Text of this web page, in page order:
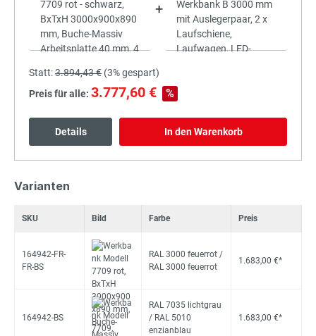
+
Statt:3.894,43 € (3%gespart)
Preis für alle: 3.777,60 € %
Details In den Warenkorb
Varianten
SKU Bild Farbe Preis
164942-FR-
FR-BS
RAL 3000 feuerrot /
RAL 3000 feuerrot
1.683,00 €*
164942-BS
RAL 7035 lichtgrau
/ RAL 5010
enzianblau
1.683,00 €*